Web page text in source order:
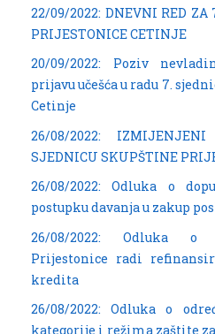
22/09/2022: DNEVNI RED
PRIJESTONICE CETINJE
20/09/2022: Poziv
prijavu učešća u radu 7.
Cetinje
26/08/2022:
SJEDNICU SKUPŠTINE
26/08/2022: Odluka o
postupku davanja u zakup
26/08/2022: Odluka o
Prijestonice radi
kredita
26/08/2022: Odluka o
kategorije i režima zaštite